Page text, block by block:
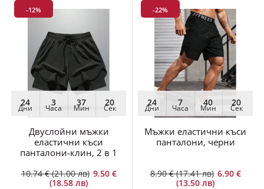
-12%
24
Дни
3
Часа
37
Мин
19
Сек
Двуслойни мъжки
еластични къси
панталони-клин, 2 в 1
10.74 € (21.00 лв) 9.50 €
(18.58 лв)
-22%
24
Дни
7
Часа
40
Мин
19
Сек
Мъжки еластични къси
панталони, черни
8.90 € (17.41 лв) 6.90 €
(13.50 лв)